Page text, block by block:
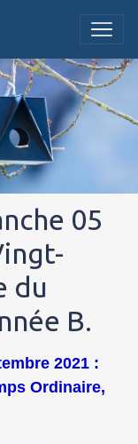
05
du
B.
2021 :
Ordinaire,